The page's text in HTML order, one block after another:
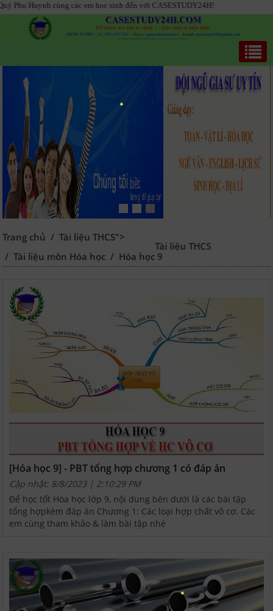
cùng các em học sinh đến với CASESTUDY24H!
Trang chủ /Tài liệu THCS">
Tài liệu THCS
/Tài liệu môn Hóa học / Hóa học 9
[Hóa học 9] - PBT tổng hợp chương 1 có đáp án
Cập nhật: 8/8/2023 | 2:10:29 PM
Để học tốt Hóa học lớp 9, nội dung bên dưới là các bài tập
tổng hợpkèm đáp án Chương 1: Các loại hợp chất vô cơ. Các
em cùng tham khảo & làm bài tập nhé